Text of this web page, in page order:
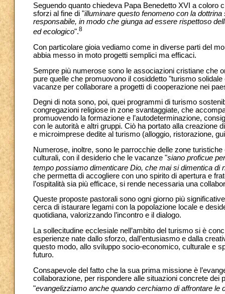
Seguendo quanto chiedeva Papa Benedetto XVI a coloro
sforzi al fine di "illuminare questo fenomeno con la
responsabile, in modo che giunga ad essere rispettoso
ed ecologico".8
Con particolare gioia vediamo come in diverse parti del
abbia messo in moto progetti semplici ma efficaci.
Sempre più numerose sono le associazioni cristiane che
pure quelle che promuovono il cosiddetto "turismo
vacanze per collaborare a progetti di cooperazione nei
Degni di nota sono, poi, quei programmi di turismo
congregazioni religiose in zone svantaggiate, che
promuovendo la formazione e l’autodeterminazione,
con le autorità e altri gruppi. Ciò ha portato alla creazione
e microimprese dedite al turismo (alloggio, ristorazione,
Numerose, inoltre, sono le parrocchie delle zone
culturali, con il desiderio che le vacanze "siano proficue
tempo possiamo dimenticare Dio, che mai si dimentica di
che permetta di accogliere con uno spirito di apertura e
l’ospitalità sia più efficace, si rende necessaria una
Queste proposte pastorali sono ogni giorno più
cerca di istaurare legami con la popolazione locale e
quotidiana, valorizzando l’incontro e il dialogo.
La sollecitudine ecclesiale nell’ambito del turismo si è
esperienze nate dallo sforzo, dall’entusiasmo e dalla
questo modo, allo sviluppo socio-economico, culturale e
futuro.
Consapevole del fatto che la sua prima missione è
collaborazione, per rispondere alle situazioni concrete
"evangelizziamo anche quando cerchiamo di affrontare le